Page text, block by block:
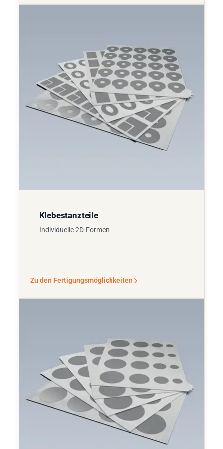
Klebestanzteile
Individuelle 2D-Formen
Zu den Fertigungsmöglichkeiten